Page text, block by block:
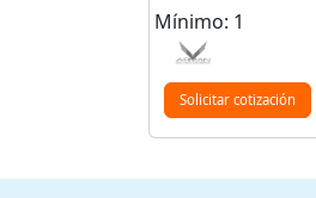
Mínimo: 1
Solicitar cotización